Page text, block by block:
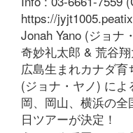
https://
Jonah Yano (ジョナ
奇妙礼太郎 & 荒谷
広島生まれカナダ育
(ジョナ・ヤノ) に
岡、岡山、横浜の
日ツアーが決定！